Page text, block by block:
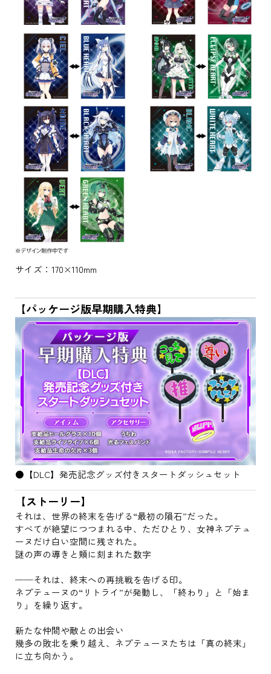
サイズ：170×110mm
【パッケージ版早期購入特典】
●【DLC】発売記念グッズ付きスタートダッシュセット
【ストーリー】
それは、世界の終末を告げる“最初の隕石”だった。
すべてが絶望につつまれる中、ただひとり、女神ネプテュ
ーヌだけ白い空間に残された。
謎の声の導きと頬に刻まれた数字
──それは、終末への再挑戦を告げる印。
ネプテューヌの“リトライ”が発動し、「終わり」と「始ま
り」を繰り返す。
新たな仲間や敵との出会い
幾多の敗北を乗り越え、ネプテューヌたちは「真の終末」
に立ち向かう。